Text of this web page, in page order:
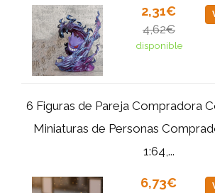
2,31€
4,62€
disponible
6 Figuras de Pareja Compradora
Miniaturas de Personas
1:64,...
6,73€